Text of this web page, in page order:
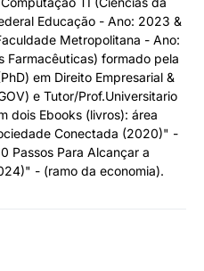
Educação - Ano: 2023 &
Metropolitana - Ano:
Farmacêuticas) formado pela
em Direito Empresarial &
e Tutor/Prof.Universitario
dois Ebooks (livros): área
Conectada (2020)" -
Passos Para Alcançar a
- (ramo da economia).